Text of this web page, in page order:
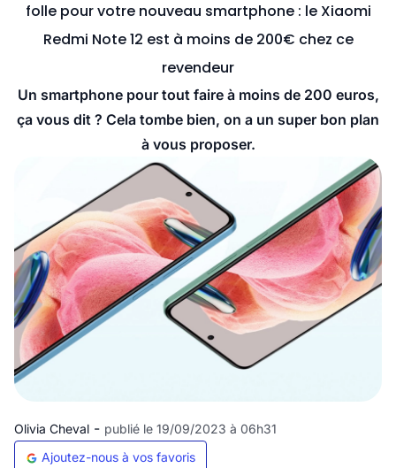
folle pour votre nouveau smartphone : le Xiaomi
Redmi Note 12 est à moins de 200€ chez ce
revendeur
Un smartphone pour tout faire à moins de 200 euros,
ça vous dit ? Cela tombe bien, on a un super bon plan
à vous proposer.
Olivia Cheval - publié le 19/09/2023 à 06h31
Ajoutez-nous à vos favoris